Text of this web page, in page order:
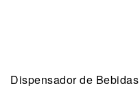
Dispensador de